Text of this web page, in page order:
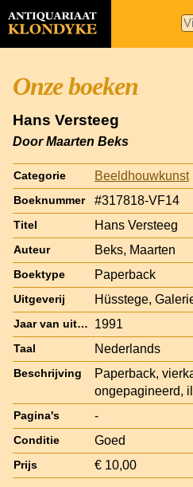
Onze boeken
Hans Versteeg
Door Maarten Beks
Categorie Beeldhouwkunst
Boeknummer #317818-VF14
Titel Hans Versteeg
Auteur Beks, Maarten
Boektype Paperback
Uitgeverij Hüsstege,
Jaar van uitgave 1991
Taal Nederlands
Beschrijving
Paperback,
ongepagineerd,
Pagina's -
Conditie Goed
Prijs € 10,00